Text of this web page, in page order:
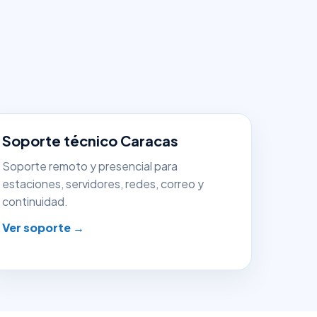
Soporte técnico Caracas
Soporte remoto y presencial para
estaciones, servidores, redes, correo y
continuidad.
Ver soporte →